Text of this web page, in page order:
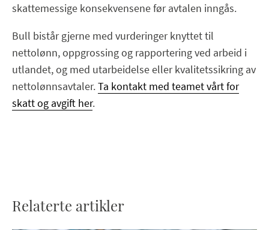
skattemessige konsekvensene før avtalen inngås.
Bull bistår gjerne med vurderinger knyttet til
nettolønn, oppgrossing og rapportering ved arbeid i
utlandet, og med utarbeidelse eller kvalitetssikring av
nettolønnsavtaler.Ta kontakt med teamet vårt for
skatt og avgift her.
Relaterte artikler